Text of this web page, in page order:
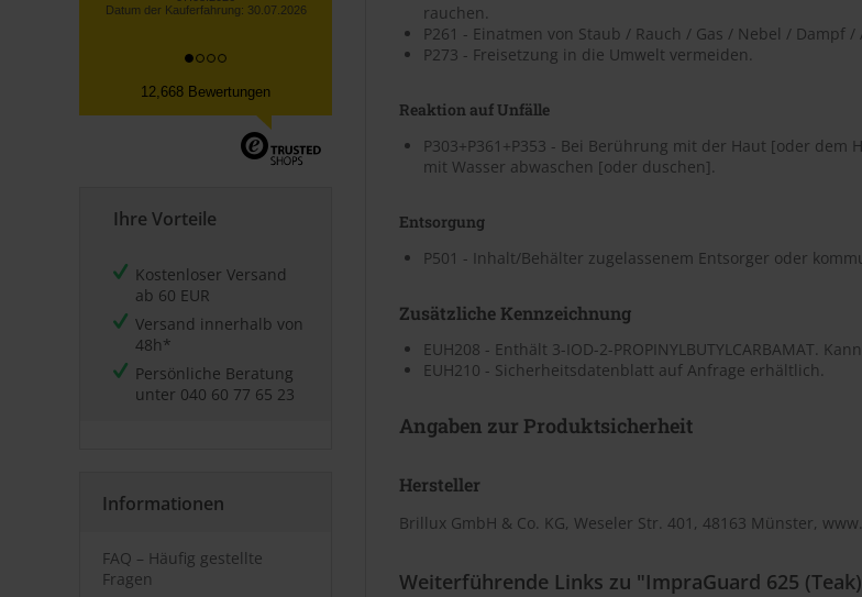
12,668 Bewertungen
Ihre Vorteile
Kostenloser Versand
ab 60 EUR
Versand innerhalb von
48h*
Persönliche Beratung
unter 040 60 77 65 23
Informationen
FAQ – Häufig gestellte
Fragen
rauchen.
P261 - Einatmen von Staub / Rauch / Gas / Nebel / Dampf
P273 - Freisetzung in die Umwelt vermeiden.
Reaktion auf Unfälle
P303+P361+P353 - Bei Berührung mit der Haut [oder
mit Wasser abwaschen [oder duschen].
Entsorgung
P501 - Inhalt/Behälter zugelassenem Entsorger oder
Zusätzliche Kennzeichnung
EUH208 - Enthält 3-IOD-2-PROPINYLBUTYLCARBAMAT.
EUH210 - Sicherheitsdatenblatt auf Anfrage erhältlich.
Angaben zur Produktsicherheit
Hersteller
Brillux GmbH & Co. KG, Weseler Str. 401, 48163 Münster,
Weiterführende Links zu "ImpraGuard 625